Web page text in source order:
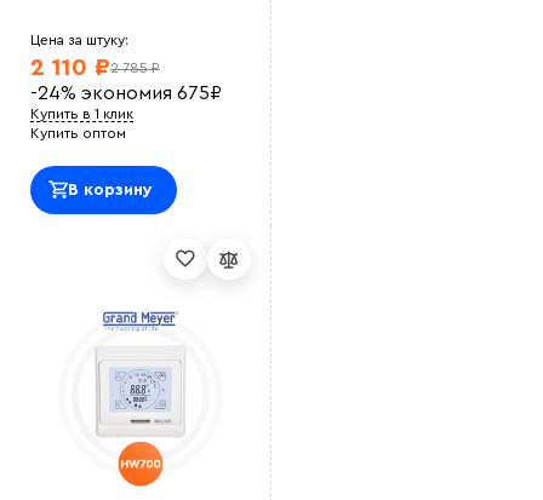
Цена за штуку:
2 785 ₽
2 110 ₽
-24% экономия 675₽
Купить в 1 клик
Купить оптом
В корзину